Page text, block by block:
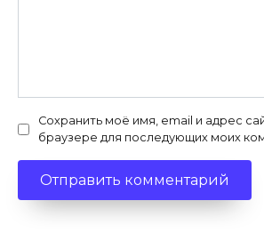
Сохранить моё имя, email и адрес
браузере для последующих моих